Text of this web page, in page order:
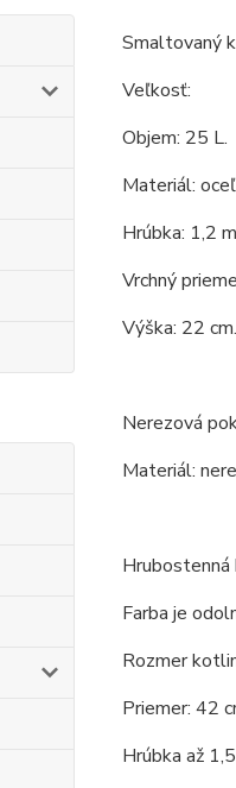
Smaltovaný
Veľkosť:
Objem: 25 L.
Materiál:
Hrúbka: 1,2
Vrchný
Výška: 22 cm.
Nerezová
Materiál:
Hrubostenná
Farba je
Rozmer
Priemer: 42
Hrúbka až